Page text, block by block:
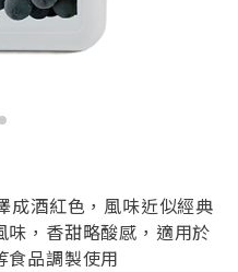
成酒紅色，風味近似經典
味，香甜略酸感，適用於
食品調製使用